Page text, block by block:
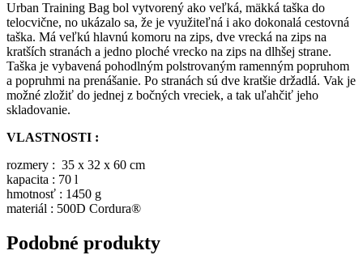
Urban Training Bag bol vytvorený ako veľká, mäkká taška do
telocvične, no ukázalo sa, že je využiteľná i ako dokonalá cestovná
taška. Má veľkú hlavnú komoru na zips, dve vrecká na zips na
kratších stranách a jedno ploché vrecko na zips na dlhšej strane.
Taška je vybavená pohodlným polstrovaným ramenným popruhom
a popruhmi na prenášanie. Po stranách sú dve kratšie držadlá. Vak je
možné zložiť do jednej z bočných vreciek, a tak uľahčiť jeho
skladovanie.
VLASTNOSTI :
rozmery : 35 x 32 x 60 cm
kapacita : 70 l
hmotnosť : 1450 g
materiál : 500D Cordura®
Podobné produkty